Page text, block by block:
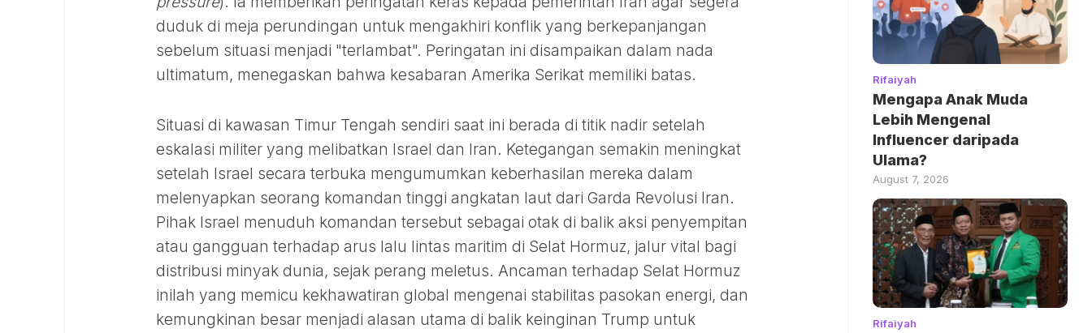
duduk di meja perundingan untuk mengakhiri konflik yang berkepanjangan
sebelum situasi menjadi "terlambat". Peringatan ini disampaikan dalam nada
ultimatum, menegaskan bahwa kesabaran Amerika Serikat memiliki batas.
Situasi di kawasan Timur Tengah sendiri saat ini berada di titik nadir setelah
eskalasi militer yang melibatkan Israel dan Iran. Ketegangan semakin meningkat
setelah Israel secara terbuka mengumumkan keberhasilan mereka dalam
melenyapkan seorang komandan tinggi angkatan laut dari Garda Revolusi Iran.
Pihak Israel menuduh komandan tersebut sebagai otak di balik aksi penyempitan
atau gangguan terhadap arus lalu lintas maritim di Selat Hormuz, jalur vital bagi
distribusi minyak dunia, sejak perang meletus. Ancaman terhadap Selat Hormuz
inilah yang memicu kekhawatiran global mengenai stabilitas pasokan energi, dan
kemungkinan besar menjadi alasan utama di balik keinginan Trump untuk
Rifaiyah
Mengapa Anak Muda
Lebih Mengenal
Influencer daripada
Ulama?
August 7, 2026
Rifaiyah